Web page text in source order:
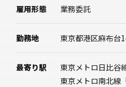
雇用形態 業務委託
勤務地 東京都港区麻布台
最寄り駅
東京メトロ日比谷
東京メトロ南北線